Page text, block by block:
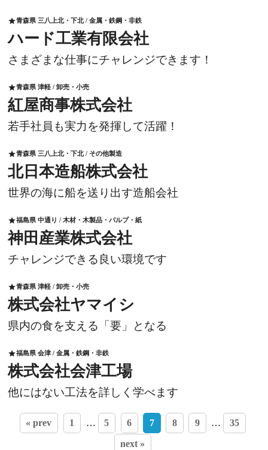
star青森県 三八上北・下北 / 金属・鉄鋼・非鉄
ハード工業有限会社
さまざまな仕事にチャレンジできます！
star青森県 津軽 / 卸売・小売
紅屋商事株式会社
若手社員も実力を発揮して活躍！
star青森県 三八上北・下北 / その他製造
北日本造船株式会社
世界の海に船を送り出す造船会社
star福島県 中通り / 木材・木製品・パルプ・紙
神田産業株式会社
チャレンジできる良い環境です
star青森県 津軽 / 卸売・小売
株式会社ヤマイシ
県内の食を支える「要」となる
star福島県 会津 / 金属・鉄鋼・非鉄
株式会社会津工場
他にはない工法を詳しく学べます
« prev 1 … 5 6 7 8 9 … 35
next »